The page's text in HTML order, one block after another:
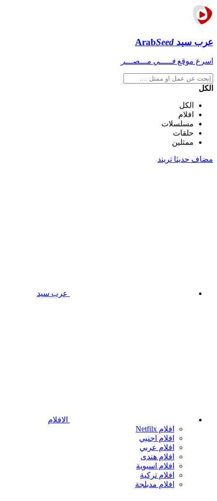
عرب سيد ArabSeed
اسرع موقع فـــــي مـــصـــر
الكل
الكل
افلام
مسلسلات
حلقات
ممثلين
مضاف حديثا تريند
عرب سيد
الافلام
افلام Netfilx
افلام اجنبي
افلام عربي
افلام هندى
افلام اسيوية
افلام تركية
افلام مدبلجة